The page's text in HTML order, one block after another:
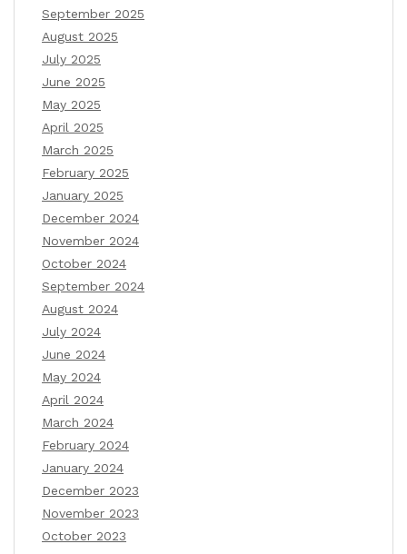
September 2025
August 2025
July 2025
June 2025
May 2025
April 2025
March 2025
February 2025
January 2025
December 2024
November 2024
October 2024
September 2024
August 2024
July 2024
June 2024
May 2024
April 2024
March 2024
February 2024
January 2024
December 2023
November 2023
October 2023